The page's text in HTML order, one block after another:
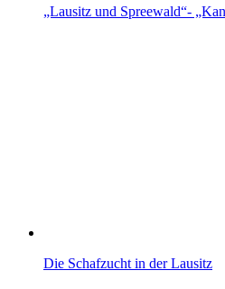
„Lausitz und Spreewald“-
Die Schafzucht in der Lausitz